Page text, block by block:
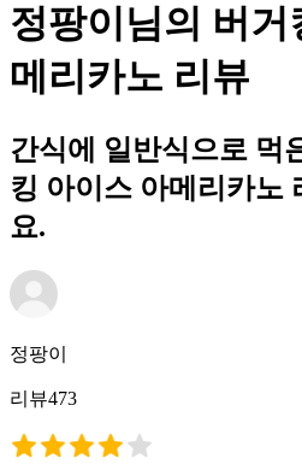
정팡이님의 버거
메리카노 리뷰
간식에 일반식으로 먹
킹 아이스 아메리카노
요.
정팡이
리뷰473